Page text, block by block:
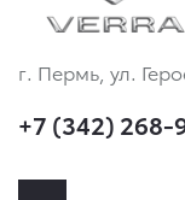
г. Пермь, ул.
+7 (342) 268-